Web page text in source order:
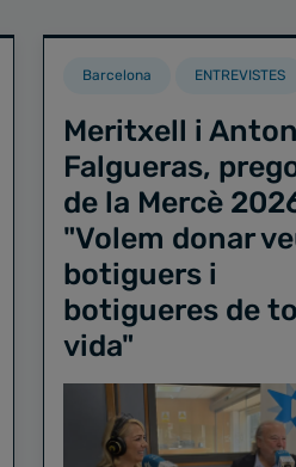
Barcelona ENTREVISTES
Meritxell i
Falgueras,
de la Mercè
"Volem donar
botiguers i
botigueres de
vida"